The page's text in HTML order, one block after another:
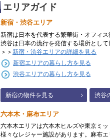
エリアガイド
新宿・渋谷エリア
新宿は日本を代表する繁華街・オフィス
渋谷は日本の流行を発信する場所として
＞＞ 新宿・渋谷エリアの詳細を見る
新宿エリアの暮らし方を見る
渋谷エリアの暮らし方を見る
新宿の物件を見る 渋谷
六本木・麻布エリア
六本木エリアは六本木ヒルズや東京ミ
様々なレジャー施設があります。麻布エ